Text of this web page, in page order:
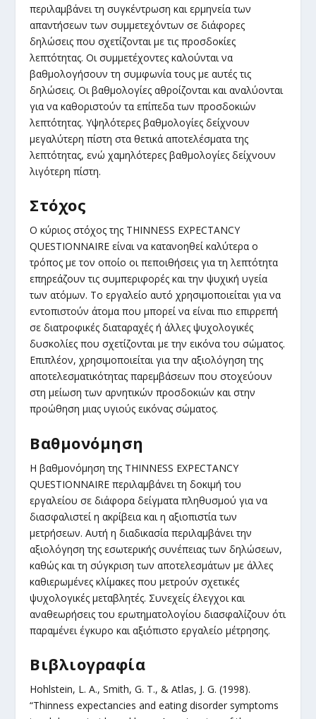
περιλαμβάνει τη συγκέντρωση και ερμηνεία των
απαντήσεων των συμμετεχόντων σε διάφορες
δηλώσεις που σχετίζονται με τις προσδοκίες
λεπτότητας. Οι συμμετέχοντες καλούνται να
βαθμολογήσουν τη συμφωνία τους με αυτές τις
δηλώσεις. Οι βαθμολογίες αθροίζονται και αναλύονται
για να καθοριστούν τα επίπεδα των προσδοκιών
λεπτότητας. Υψηλότερες βαθμολογίες δείχνουν
μεγαλύτερη πίστη στα θετικά αποτελέσματα της
λεπτότητας, ενώ χαμηλότερες βαθμολογίες δείχνουν
λιγότερη πίστη.
Στόχος
Ο κύριος στόχος της THINNESS EXPECTANCY
QUESTIONNAIRE είναι να κατανοηθεί καλύτερα ο
τρόπος με τον οποίο οι πεποιθήσεις για τη λεπτότητα
επηρεάζουν τις συμπεριφορές και την ψυχική υγεία
των ατόμων. Το εργαλείο αυτό χρησιμοποιείται για να
εντοπιστούν άτομα που μπορεί να είναι πιο επιρρεπή
σε διατροφικές διαταραχές ή άλλες ψυχολογικές
δυσκολίες που σχετίζονται με την εικόνα του σώματος.
Επιπλέον, χρησιμοποιείται για την αξιολόγηση της
αποτελεσματικότητας παρεμβάσεων που στοχεύουν
στη μείωση των αρνητικών προσδοκιών και στην
προώθηση μιας υγιούς εικόνας σώματος.
Βαθμονόμηση
Η βαθμονόμηση της THINNESS EXPECTANCY
QUESTIONNAIRE περιλαμβάνει τη δοκιμή του
εργαλείου σε διάφορα δείγματα πληθυσμού για να
διασφαλιστεί η ακρίβεια και η αξιοπιστία των
μετρήσεων. Αυτή η διαδικασία περιλαμβάνει την
αξιολόγηση της εσωτερικής συνέπειας των δηλώσεων,
καθώς και τη σύγκριση των αποτελεσμάτων με άλλες
καθιερωμένες κλίμακες που μετρούν σχετικές
ψυχολογικές μεταβλητές. Συνεχείς έλεγχοι και
αναθεωρήσεις του ερωτηματολογίου διασφαλίζουν ότι
παραμένει έγκυρο και αξιόπιστο εργαλείο μέτρησης.
Βιβλιογραφία
Hohlstein, L. A., Smith, G. T., & Atlas, J. G. (1998).
“Thinness expectancies and eating disorder symptoms